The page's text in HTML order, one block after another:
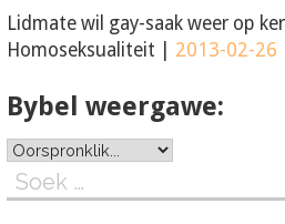
Lidmate wil gay-saak weer op
Homoseksualiteit
2013-02-26
Bybel weergawe:
Soek
na: